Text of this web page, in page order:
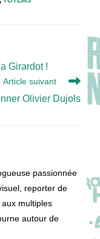
Girardot !
Article suivant
Olivier Dujols
passionnée
reporter de
multiples
autour de